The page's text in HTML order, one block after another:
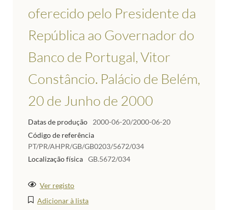
oferecido pelo Presidente da
República ao Governador do
Banco de Portugal, Vitor
Constâncio. Palácio de Belém,
20 de Junho de 2000
Datas de produção
2000-06-20/2000-06-20
Código de referência
PT/PR/AHPR/GB/GB0203/5672/034
Localização física GB.5672/034
Ver registo
Adicionar à lista